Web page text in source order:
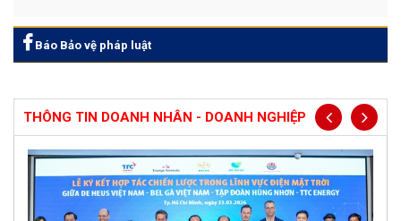
Báo Bảo vệ pháp luật
THÔNG TIN DOANH NHÂN - DOANH NGHIỆP